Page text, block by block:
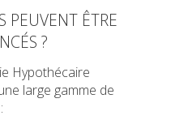
PEUVENT ÊTRE
?
Hypothécaire
large gamme de